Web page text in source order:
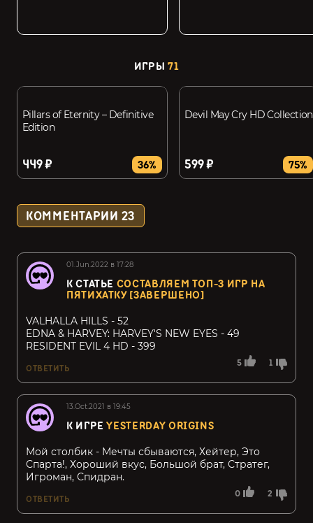
ИГРЫ 71
Pillars of Eternity – Definitive
Edition
449 ₽ 36%
Devil May Cry HD Collection
599 ₽ 75%
КОММЕНТАРИИ 23
01.Jun.2022 в 17:28
К СТАТЬЕ СОСТАВЛЯЕМ ТОП-3 ИГР НА
ПЯТИХАТКУ [ЗАВЕРШЕНО]
5 1
VALHALLA HILLS - 52
EDNA & HARVEY: HARVEY'S NEW EYES - 49
RESIDENT EVIL 4 HD - 399
ОТВЕТИТЬ
13.Oct.2021 в 19:45
К ИГРЕYESTERDAY ORIGINS
0 2
Мой столбик - Мечты сбываются, Хейтер, Это
Спарта!, Хороший вкус, Большой брат, Стратег,
Игроман, Спидран.
ОТВЕТИТЬ